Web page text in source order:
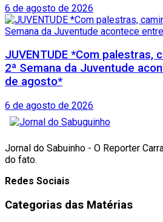
6 de agosto de 2026
JUVENTUDE *Com palestras,
2ª Semana da Juventude
de agosto*
6 de agosto de 2026
Jornal do Sabuinho - O Reporter
do fato.
Redes Sociais
Categorias das Matérias